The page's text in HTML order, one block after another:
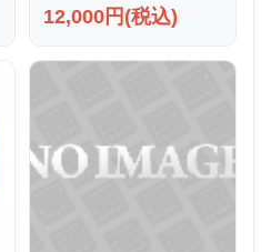
12,000円(税込)